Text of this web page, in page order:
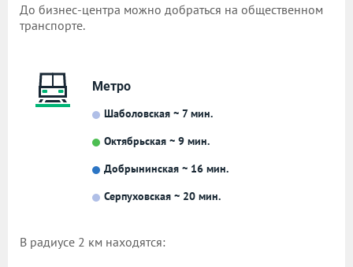
До бизнес-центра можно добраться на общественном
транспорте.
Метро
Шаболовская ~ 7 мин.
Октябрьская ~ 9 мин.
Добрынинская ~ 16 мин.
Серпуховская ~ 20 мин.
В радиусе 2 км находятся: